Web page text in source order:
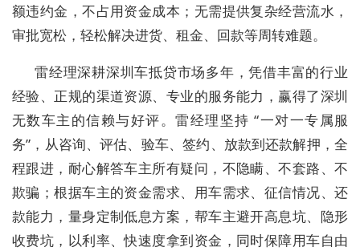
额违约金，不占用资金成本；无需提供复杂经营流水，
审批宽松，轻松解决进货、租金、回款等周转难题。
雷经理深耕深圳车抵贷市场多年，凭借丰富的行业
经验、正规的渠道资源、专业的服务能力，赢得了深圳
无数车主的信赖与好评。雷经理坚持 “一对一专属服
务”，从咨询、评估、验车、签约、放款到还款解押，全
程跟进，耐心解答车主所有疑问，不隐瞒、不套路、不
欺骗；根据车主的资金需求、用车需求、征信情况、还
款能力，量身定制低息方案，帮车主避开高息坑、隐形
收费坑，以利率、快速度拿到资金，同时保障用车自由